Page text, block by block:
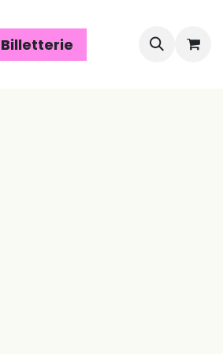
Billetterie